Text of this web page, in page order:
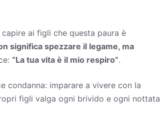
ai figli che questa paura è
significa spezzare il legame, ma
“La tua vita è il mio respiro”.
condanna: imparare a vivere con la
figli valga ogni brivido e ogni nottata